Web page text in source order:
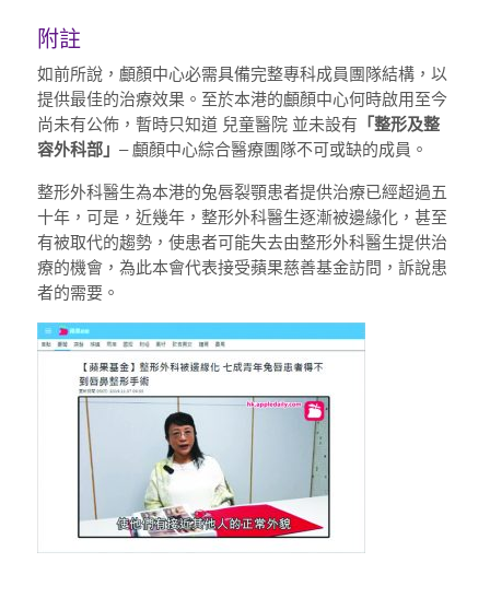
附註
如前所說，顱顏中心必需具備完整專科成員團隊結構，以
提供最佳的治療效果。至於本港的顱顏中心何時啟用至今
尚未有公佈，暫時只知道 兒童醫院 並未設有 「整形及整
容外科部」 – 顱顏中心綜合醫療團隊不可或缺的成員。
整形外科醫生為本港的兔唇裂顎患者提供治療已經超過五
十年，可是，近幾年，整形外科醫生逐漸被邊緣化，甚至
有被取代的趨勢，使患者可能失去由整形外科醫生提供治
療的機會，為此本會代表接受蘋果慈善基金訪問，訴說患
者的需要。